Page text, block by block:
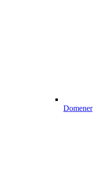
Domener